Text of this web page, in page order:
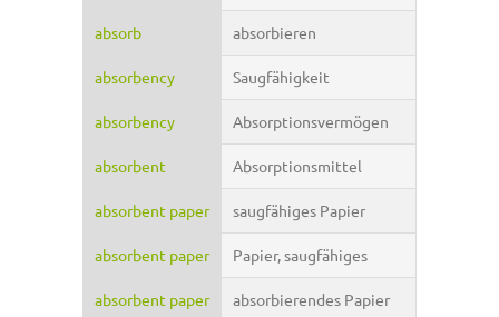
absorb absorbieren
absorbency Saugfähigkeit
absorbency Absorptionsvermögen
absorbent Absorptionsmittel
absorbent paper saugfähiges Papier
absorbent paper Papier, saugfähiges
absorbent paper absorbierendes Papier